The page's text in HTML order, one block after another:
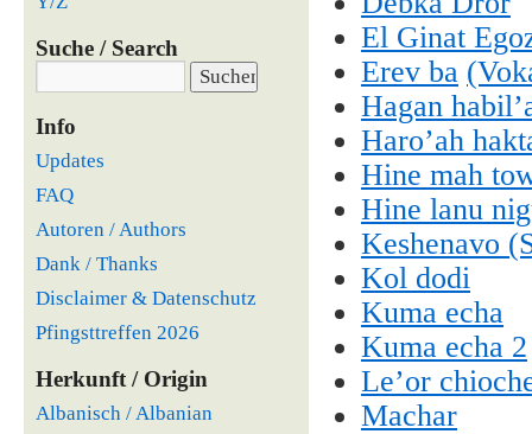
El Ginat
Erev ba
Hagan
Haro’ah
Hine mah
Hine lanu
Keshenavo
Kol dodi
Kuma echa
Kuma echa 2
Le’or
Machar
Suche / Search
Info
Updates
FAQ
Autoren / Authors
Dank / Thanks
Disclaimer & Datenschutz
Pfingsttreffen 2026
Herkunft / Origin
Albanisch / Albanian